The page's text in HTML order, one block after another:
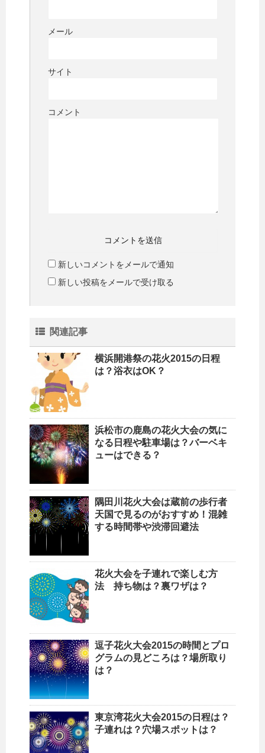
メール
サイト
コメント
新しいコメントをメールで通知
新しい投稿をメールで受け取る
関連記事
横浜開港祭の花火2015の日程
は？浴衣はOK？
浜松市の鹿島の花火大会の気に
なる日程や駐車場は？バーベキ
ューはできる？
隅田川花火大会は蔵前の歩行者
天国で見るのがおすすめ！混雑
する時間帯や渋滞回避法
花火大会を子連れで楽しむ方
法 持ち物は？裏ワザは？
逗子花火大会2015の時間とプロ
グラムの見どころは？場所取り
は？
東京湾花火大会2015の日程は？
子連れは？穴場スポットは？